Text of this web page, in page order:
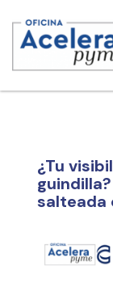
¿Tu
salteada